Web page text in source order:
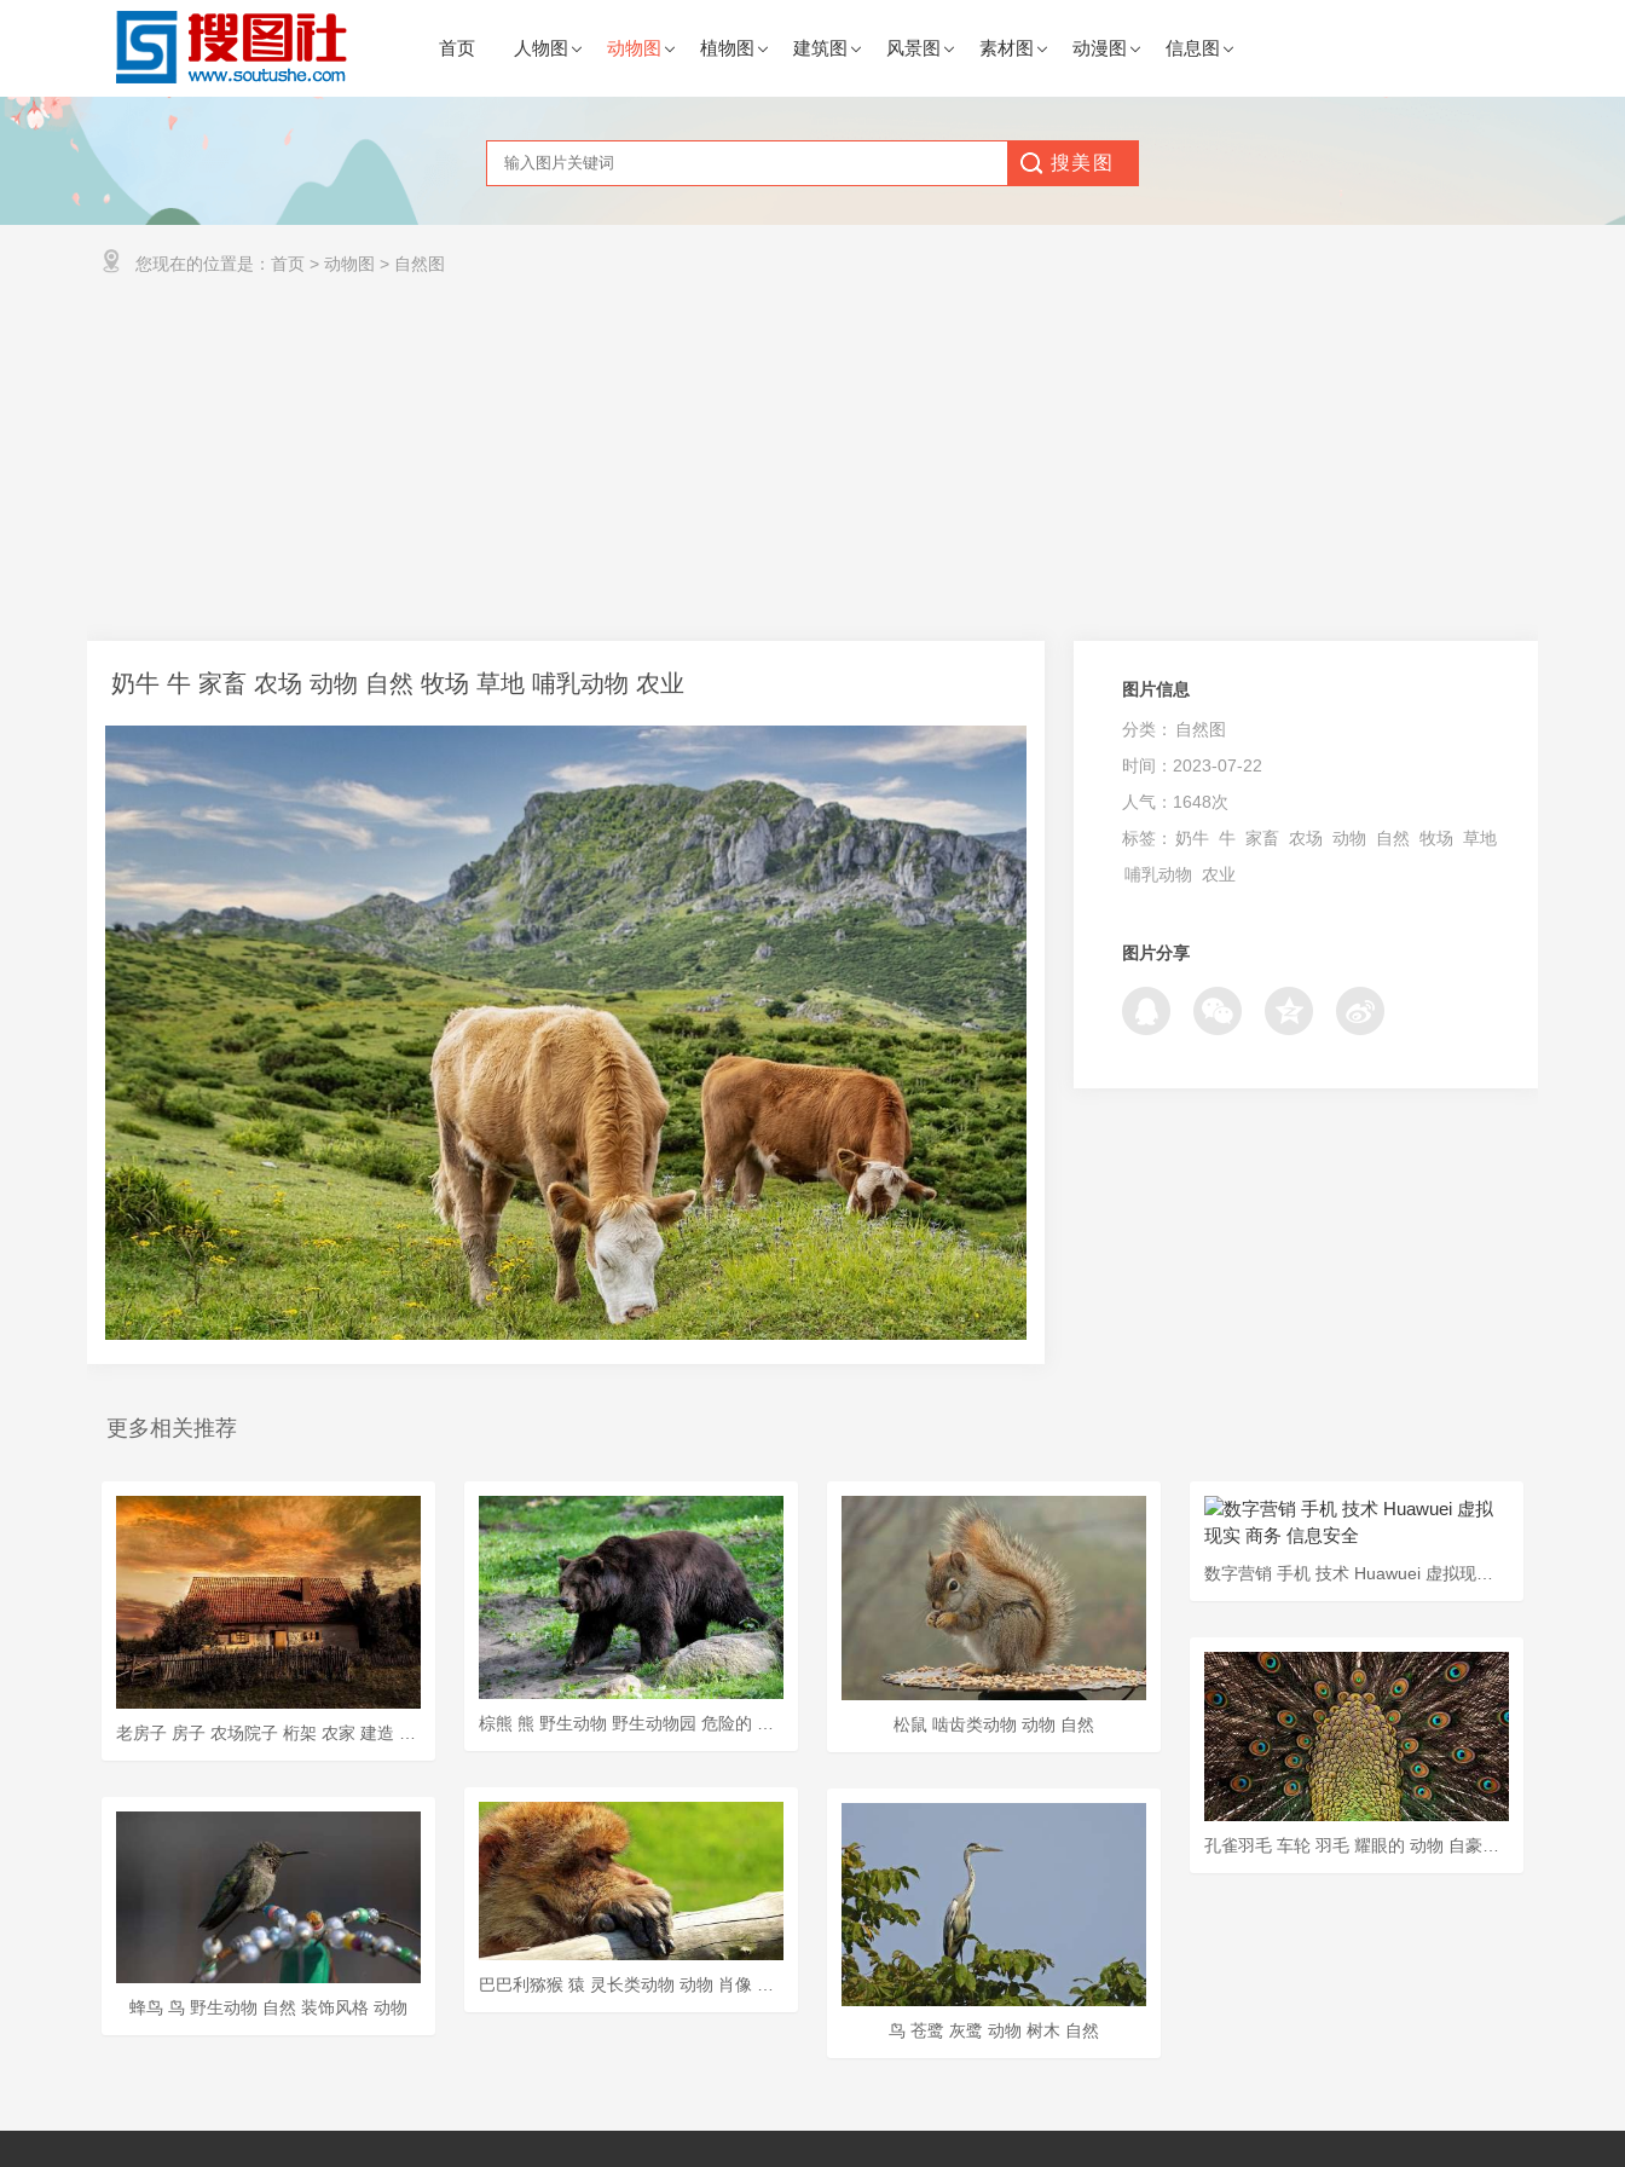
首页 人物图 动物图 植物图 建筑图 风景图 素材图 动漫图 信息图
您现在的位置是： 首页 > 动物图 > 自然图
奶牛 牛 家畜 农场 动物 自然 牧场 草地 哺乳动物 农业 图片信息
分类：
自然图
时间：2023-07-22
人气：1648次
标签： 奶牛 牛 家畜 农场 动物 自然 牧场 草地
哺乳动物
农业
图片分享
更多相关推荐
老房子 房子 农场院子 桁架 农家 建造 农业 屋顶 谷仓
蜂鸟 鸟 野生动物 自然 装饰风格 动物
松鼠 啮齿类动物 动物 自然
鸟 苍鹭 灰鹭 动物 树木 自然
孔雀羽毛 车轮 羽毛 耀眼的 动物 自豪地 多彩多姿的 打轮子